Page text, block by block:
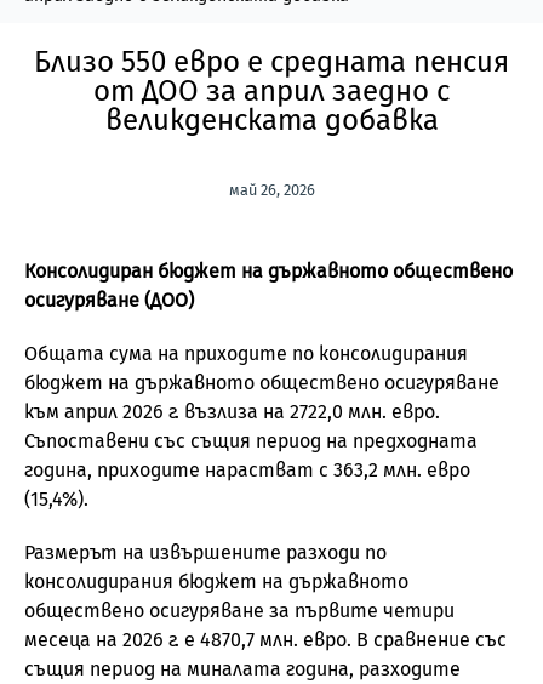
Близо 550 евро е средната пенсия
от ДОО за април заедно с
великденската добавка
май 26, 2026
Консолидиран бюджет на държавното обществено
осигуряване (ДОО)
Общата сума на приходите по консолидирания
бюджет на държавното обществено осигуряване
към април 2026 г. възлиза на 2722,0 млн. евро.
Съпоставени със същия период на предходната
година, приходите нарастват с 363,2 млн. евро
(15,4%).
Размерът на извършените разходи по
консолидирания бюджет на държавното
обществено осигуряване за първите четири
месеца на 2026 г. е 4870,7 млн. евро. В сравнение със
същия период на миналата година, разходите